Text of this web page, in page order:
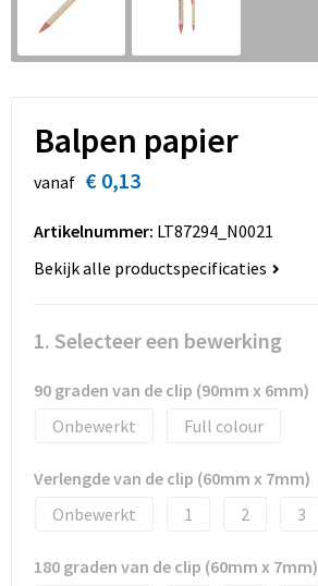
Sinterklaas
Sleutelhangers en Lanyards
Spellen voor binnen en buiten
Sport
Veiligheid, Auto en Fiets
Vrije tijd en Strand
Waterflesjes
Themapakketten
Overhemden
Strandtassen
Toilettassen
Accessoires voor tassen
Schoenentassen
Golftassen
Matrozentassen
Collegetassen
Draagtassen
Promotietassen
Balpen papier
vanaf € 0,13
Artikelnummer: LT87294_N0021
Bekijk alle productspecificaties
1. Selecteer een bewerking
90 graden van de clip (90mm x 6mm)
Onbewerkt
Full colour
Verlengde van de clip (60mm x 7mm)
Onbewerkt
1 2 3
180 graden van de clip (60mm x 7mm)